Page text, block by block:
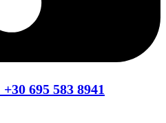
695 583 8941